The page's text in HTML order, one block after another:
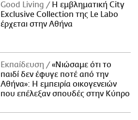
Good Living
Η εμβληματική City
Exclusive Collection της Le Labo
έρχεται στην Αθήνα
Εκπαίδευση
«Νιώσαμε ότι το
παιδί δεν έφυγε ποτέ από την
Αθήνα»: Η εμπειρία οικογενειών
που επέλεξαν σπουδές στην Κύπρο